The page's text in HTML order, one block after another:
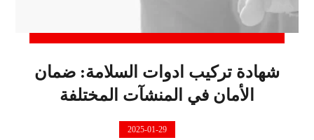
شهادة تركيب ادوات السلامة: ضمان
الأمان في المنشآت المختلفة
2025-01-29